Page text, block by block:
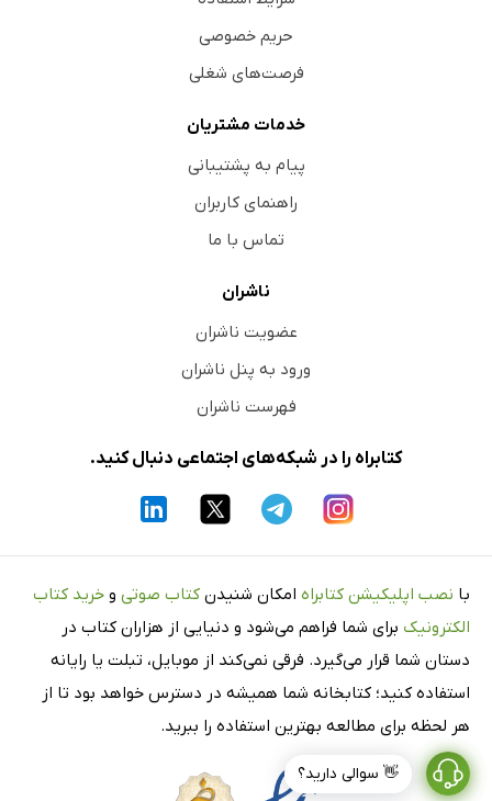
👋 سوالی دارید؟
حریم خصوصی
فرصت‌های شغلی
خدمات مشتریان
پیام به پشتیبانی
راهنمای کاربران
تماس با ما
ناشران
عضویت ناشران
ورود به پنل ناشران
فهرست ناشران
کتابراه را در شبکه‌های اجتماعی دنبال کنید.
با نصب اپلیکیشن کتابراه امکان شنیدن کتاب صوتی و خرید کتاب
الکترونیک برای شما فراهم می‌شود و دنیایی از هزاران کتاب در
دستان شما قرار می‌گیرد. فرقی نمی‌کند از موبایل، تبلت یا رایانه
استفاده کنید؛ کتابخانه شما همیشه در دسترس خواهد بود تا از
هر لحظه برای مطالعه بهترین استفاده را ببرید.